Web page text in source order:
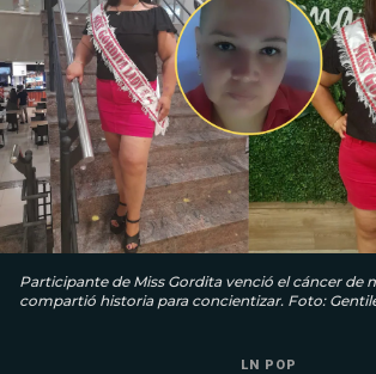
Participante de Miss Gordita venció el cáncer de
compartió historia para concientizar. Foto:
LN POP